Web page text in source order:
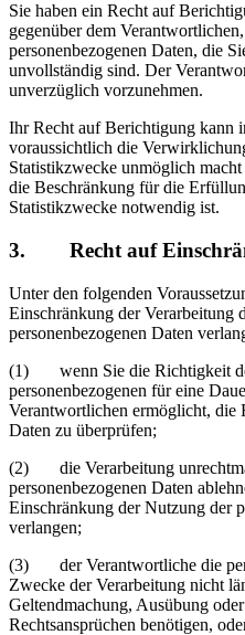
Sie haben ein Recht auf
gegenüber dem
personenbezogenen Daten, die
unvollständig sind. Der
unverzüglich vorzunehmen.
Ihr Recht auf Berichtigung kann
voraussichtlich die
Statistikzwecke unmöglich
die Beschränkung für die
Statistikzwecke notwendig ist.
3. Recht auf
Unter den folgenden
Einschränkung der Verarbeitung
personenbezogenen Daten
(1) wenn Sie die Richtigkeit
personenbezogenen für eine
Verantwortlichen ermöglicht, die
Daten zu überprüfen;
(2) die Verarbeitung
personenbezogenen Daten
Einschränkung der Nutzung der
verlangen;
(3) der Verantwortliche die
Zwecke der Verarbeitung nicht
Geltendmachung, Ausübung
Rechtsansprüchen benötigen,